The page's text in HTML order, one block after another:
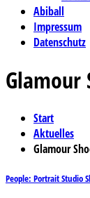
Abiball
Impressum
Datenschutz
Glamour
Start
Aktuelles
Glamour
People: Portrait Studio